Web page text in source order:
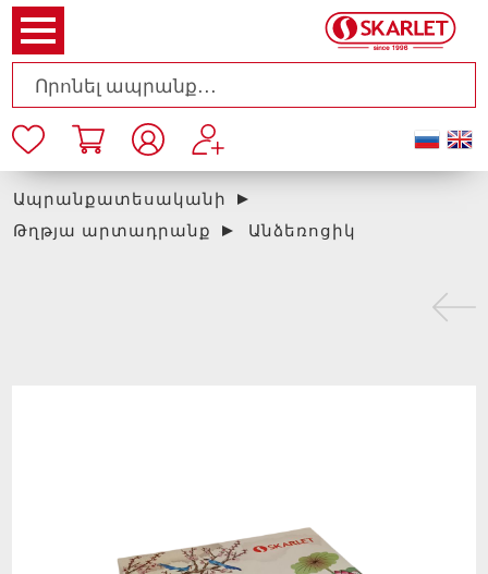
Ապրանքատեսականի
Թղթյա արտադրանք
Անձեռոցիկ